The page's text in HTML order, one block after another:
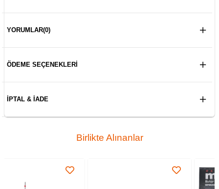
YORUMLAR(0)
ÖDEME SEÇENEKLERI
İPTAL & İADE
Birlikte Alınanlar